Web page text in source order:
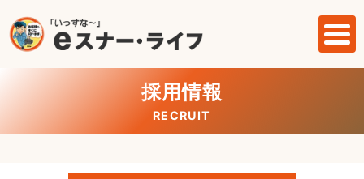
採用情報
RECRUIT